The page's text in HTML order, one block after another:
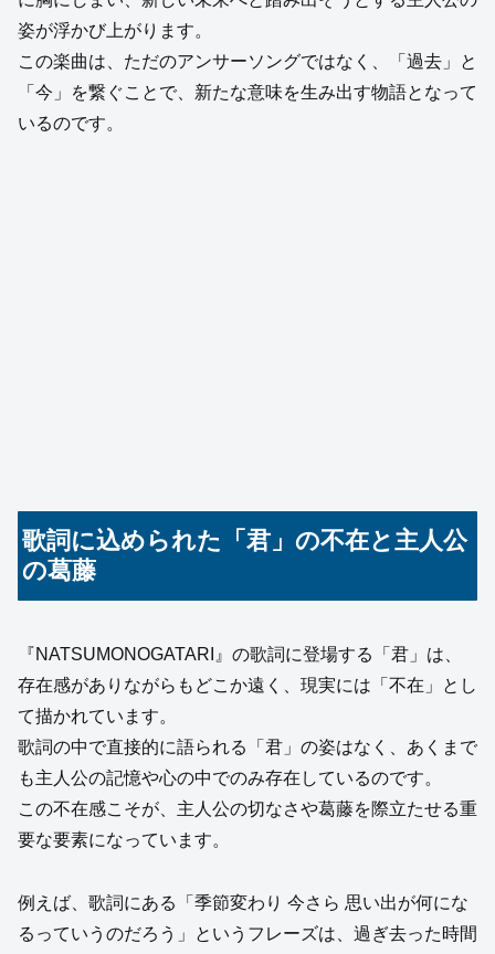
姿が浮かび上がります。
この楽曲は、ただのアンサーソングではなく、「過去」と
「今」を繋ぐことで、新たな意味を生み出す物語となって
いるのです。
歌詞に込められた「君」の不在と主人公
の葛藤
『NATSUMONOGATARI』の歌詞に登場する「君」は、
存在感がありながらもどこか遠く、現実には「不在」とし
て描かれています。
歌詞の中で直接的に語られる「君」の姿はなく、あくまで
も主人公の記憶や心の中でのみ存在しているのです。
この不在感こそが、主人公の切なさや葛藤を際立たせる重
要な要素になっています。
例えば、歌詞にある「季節変わり 今さら 思い出が何にな
るっていうのだろう」というフレーズは、過ぎ去った時間